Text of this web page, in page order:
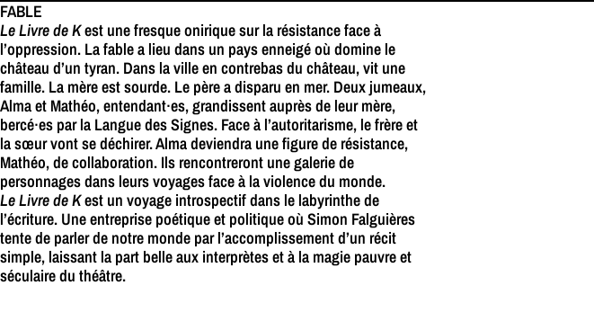
FABLE
Le Livre de Kest une fresque onirique sur la résistance face à
l’oppression. La fable a lieu dans un pays enneigé où domine le
château d’un tyran. Dans la ville en contrebas du château, vit une
famille. La mère est sourde. Le père a disparu en mer. Deux jumeaux,
Alma et Mathéo, entendant∙es, grandissent auprès de leur mère,
bercé∙es par la Langue des Signes. Face à l’autoritarisme, le frère et
la sœur vont se déchirer. Alma deviendra une figure de résistance,
Mathéo, de collaboration. Ils rencontreront une galerie de
personnages dans leurs voyages face à la violence du monde.
Le Livre de Kest un voyage introspectif dans le labyrinthe de
l’écriture. Une entreprise poétique et politique où Simon Falguières
tente de parler de notre monde par l’accomplissement d’un récit
simple, laissant la part belle aux interprètes et à la magie pauvre et
séculaire du théâtre.